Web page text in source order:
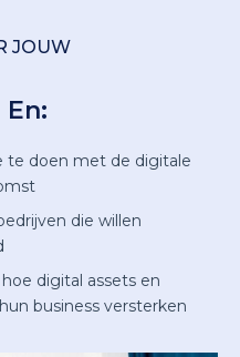
JOUW
te doen met de digitale
die willen
digital assets en
business versterken